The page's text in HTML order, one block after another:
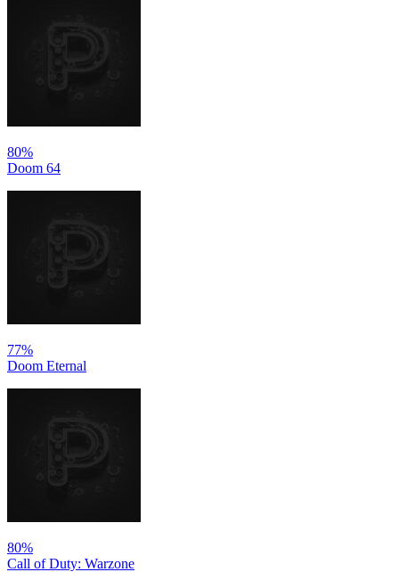
80%
Doom 64
77%
Doom Eternal
80%
Call of Duty: Warzone